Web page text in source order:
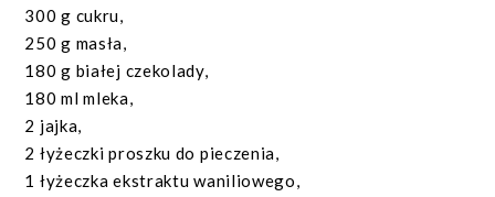
300 g cukru,
250 g masła,
180 g białej czekolady,
180 ml mleka,
2 jajka,
2 łyżeczki proszku do pieczenia,
1 łyżeczka ekstraktu waniliowego,